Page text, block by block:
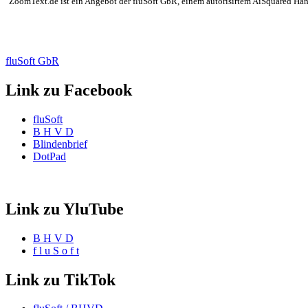
fluSoft GbR
Link zu Facebook
fluSoft
B H V D
Blindenbrief
DotPad
Link zu YluTube
B H V D
f l u S o f t
Link zu TikTok